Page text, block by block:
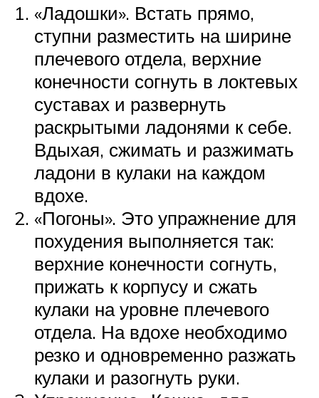
«Ладошки». Встать прямо,
ступни разместить на ширине
плечевого отдела, верхние
конечности согнуть в локтевых
суставах и развернуть
раскрытыми ладонями к себе.
Вдыхая, сжимать и разжимать
ладони в кулаки на каждом
вдохе.
«Погоны». Это упражнение для
похудения выполняется так:
верхние конечности согнуть,
прижать к корпусу и сжать
кулаки на уровне плечевого
отдела. На вдохе необходимо
резко и одновременно разжать
кулаки и разогнуть руки.